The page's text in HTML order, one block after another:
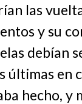
las
y su
debían
últimas en
hecho, y